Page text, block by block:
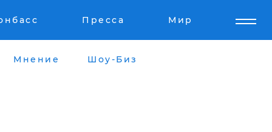
Пресса Мир
Мнение Шоу-Биз